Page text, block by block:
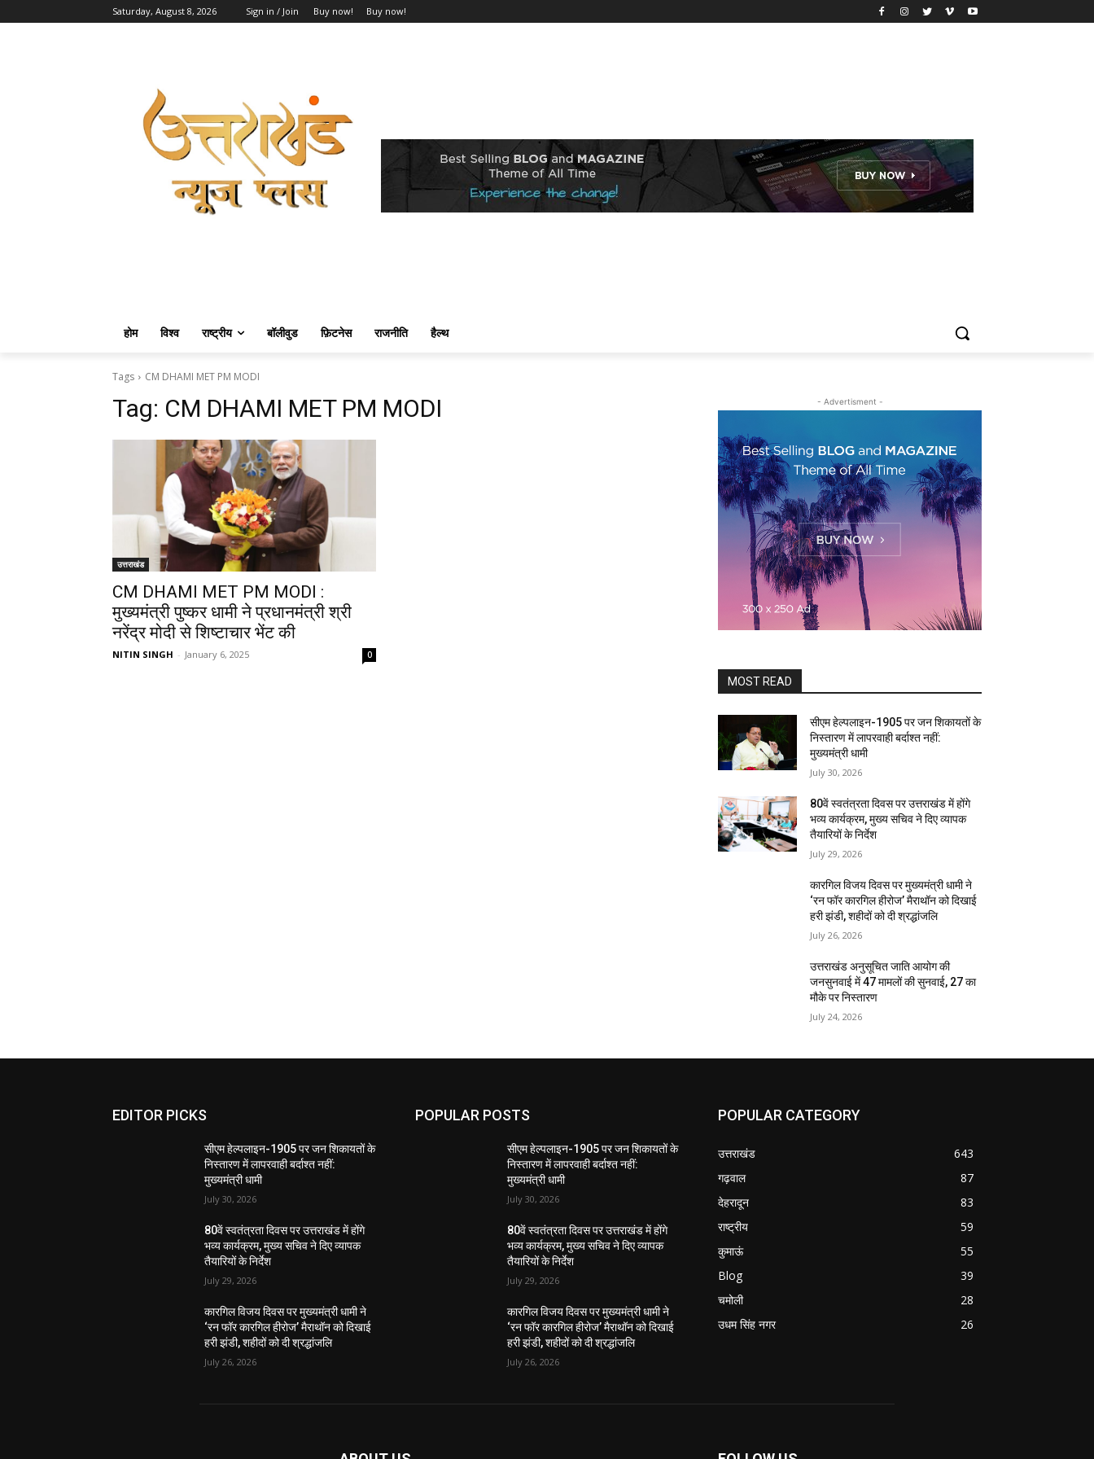
Saturday, August 8, 2026 Sign in / Join Buy now! Buy now!
होम विश्व राष्ट्रीय बॉलीवुड फ़िटनेस राजनीति हैल्थ
Tags CM DHAMI MET PM MODI
Tag: CM DHAMI MET PM MODI
उत्तराखंड
CM DHAMI MET PM MODI :
मुख्यमंत्री पुष्कर धामी ने प्रधानमंत्री श्री
नरेंद्र मोदी से शिष्टाचार भेंट की
NITIN SINGH - January 6, 2025 0
- Advertisment -
MOST READ
सीएम हेल्पलाइन-1905 पर जन शिकायतों के
निस्तारण में लापरवाही बर्दाश्त नहीं:
मुख्यमंत्री धामी
July 30, 2026
80वें स्वतंत्रता दिवस पर उत्तराखंड में होंगे
भव्य कार्यक्रम, मुख्य सचिव ने दिए व्यापक
तैयारियों के निर्देश
July 29, 2026
कारगिल विजय दिवस पर मुख्यमंत्री धामी ने
‘रन फॉर कारगिल हीरोज’ मैराथॉन को दिखाई
हरी झंडी, शहीदों को दी श्रद्धांजलि
July 26, 2026
उत्तराखंड अनुसूचित जाति आयोग की
जनसुनवाई में 47 मामलों की सुनवाई, 27 का
मौके पर निस्तारण
July 24, 2026
EDITOR PICKS
सीएम हेल्पलाइन-1905 पर जन शिकायतों के
निस्तारण में लापरवाही बर्दाश्त नहीं:
मुख्यमंत्री धामी
July 30, 2026
80वें स्वतंत्रता दिवस पर उत्तराखंड में होंगे
भव्य कार्यक्रम, मुख्य सचिव ने दिए व्यापक
तैयारियों के निर्देश
July 29, 2026
कारगिल विजय दिवस पर मुख्यमंत्री धामी ने
‘रन फॉर कारगिल हीरोज’ मैराथॉन को दिखाई
हरी झंडी, शहीदों को दी श्रद्धांजलि
July 26, 2026
POPULAR POSTS
सीएम हेल्पलाइन-1905 पर जन शिकायतों के
निस्तारण में लापरवाही बर्दाश्त नहीं:
मुख्यमंत्री धामी
July 30, 2026
80वें स्वतंत्रता दिवस पर उत्तराखंड में होंगे
भव्य कार्यक्रम, मुख्य सचिव ने दिए व्यापक
तैयारियों के निर्देश
July 29, 2026
कारगिल विजय दिवस पर मुख्यमंत्री धामी ने
‘रन फॉर कारगिल हीरोज’ मैराथॉन को दिखाई
हरी झंडी, शहीदों को दी श्रद्धांजलि
July 26, 2026
POPULAR CATEGORY
उत्तराखंड
643
गढ़वाल
87
देहरादून
83
राष्ट्रीय
59
कुमाऊं
55
Blog
39
चमोली
28
उधम सिंह नगर
26